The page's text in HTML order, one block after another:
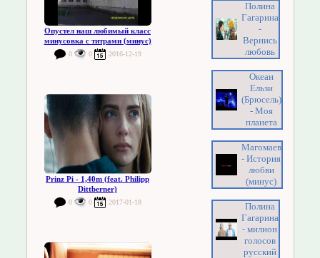
Опустел наш любимый класс
минусовка с титрами (минус)
0 0 2016-12-19
Prinz Pi - 1,40m (feat. Philipp
Dittberner)
0 0 2017-01-18
Полина
Гагарина
-
Вернись
любовь
Океан
Ельзи
(Брюсель)
- Моя
планета
Магомаев
- История
любви
(минус)
Полина
Гагарина
- милион
голосов
русский